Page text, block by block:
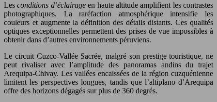
Lesconditions d’éclairageen haute altitude amplifient les contrastes
photographiques. La raréfaction atmosphérique intensifie les
couleurs et augmente la définition des détails distants. Ces qualités
optiques exceptionnelles permettent des prises de vue impossibles à
obtenir dans d’autres environnements péruviens.
Le circuit Cuzco-Vallée Sacrée, malgré son prestige touristique, ne
peut rivaliser avec l’amplitude des panoramas andins du trajet
Arequipa-Chivay. Les vallées encaissées de la région cuzquénienne
limitent les perspectives longues, tandis que l’altiplano d’Arequipa
offre des horizons dégagés sur plus de 360 degrés.